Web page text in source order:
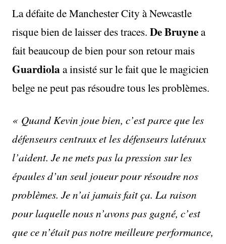
La défaite de Manchester City à Newcastle
risque bien de laisser des traces. De Bruynea
fait beaucoup de bien pour son retour mais
Guardiolaa insisté sur le fait que le magicien
belge ne peut pas résoudre tous les problèmes.
« Quand Kevin joue bien, c’est parce que les
défenseurs centraux et les défenseurs latéraux
l’aident. Je ne mets pas la pression sur les
épaules d’un seul joueur pour résoudre nos
problèmes. Je n’ai jamais fait ça. La raison
pour laquelle nous n’avons pas gagné, c’est
que ce n’était pas notre meilleure performance,